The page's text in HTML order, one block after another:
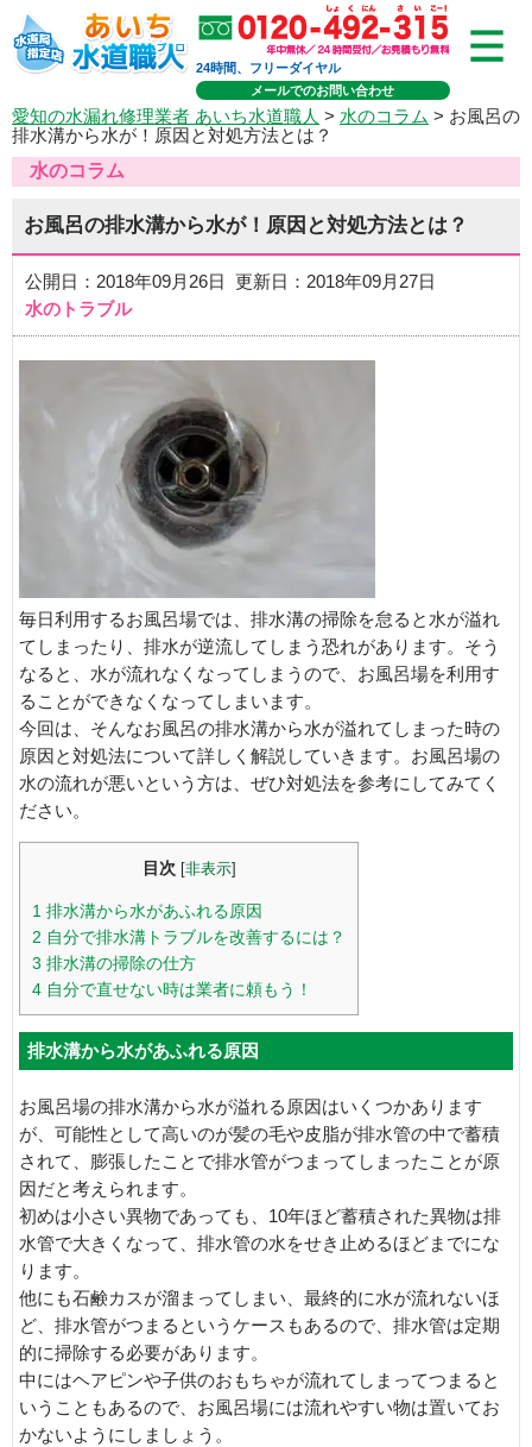
24時間、フリーダイヤル
メールでのお問い合わせ
愛知の水漏れ修理業者 あいち水道職人 > 水のコラム > お風呂の
排水溝から水が！原因と対処方法とは？
水のコラム
お風呂の排水溝から水が！原因と対処方法とは？
公開日：2018年09月26日 更新日：2018年09月27日
水のトラブル
毎日利用するお風呂場では、排水溝の掃除を怠ると水が溢れ
てしまったり、排水が逆流してしまう恐れがあります。そう
なると、水が流れなくなってしまうので、お風呂場を利用す
ることができなくなってしまいます。
今回は、そんなお風呂の排水溝から水が溢れてしまった時の
原因と対処法について詳しく解説していきます。お風呂場の
水の流れが悪いという方は、ぜひ対処法を参考にしてみてく
ださい。
目次 非表示]
1 排水溝から水があふれる原因
2 自分で排水溝トラブルを改善するには？
3 排水溝の掃除の仕方
4 自分で直せない時は業者に頼もう！
排水溝から水があふれる原因
お風呂場の排水溝から水が溢れる原因はいくつかあります
が、可能性として高いのが髪の毛や皮脂が排水管の中で蓄積
されて、膨張したことで排水管がつまってしまったことが原
因だと考えられます。
初めは小さい異物であっても、10年ほど蓄積された異物は排
水管で大きくなって、排水管の水をせき止めるほどまでにな
ります。
他にも石鹸カスが溜まってしまい、最終的に水が流れないほ
ど、排水管がつまるというケースもあるので、排水管は定期
的に掃除する必要があります。
中にはヘアピンや子供のおもちゃが流れてしまってつまると
いうこともあるので、お風呂場には流れやすい物は置いてお
かないようにしましょう。